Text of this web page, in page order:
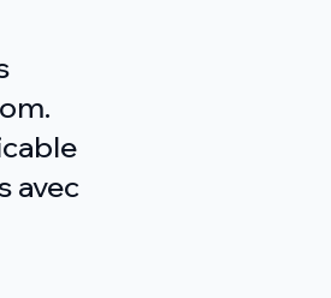
avec